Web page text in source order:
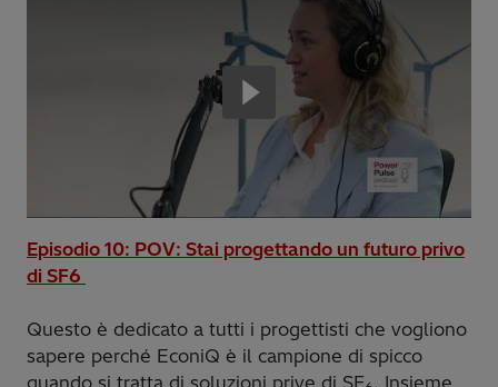
Episodio 10: POV: Stai progettando un futuro privo
di SF6
Questo è dedicato a tutti i progettisti che vogliono
sapere perché EconiQ è il campione di spicco
quando si tratta di soluzioni prive di SF . Insieme